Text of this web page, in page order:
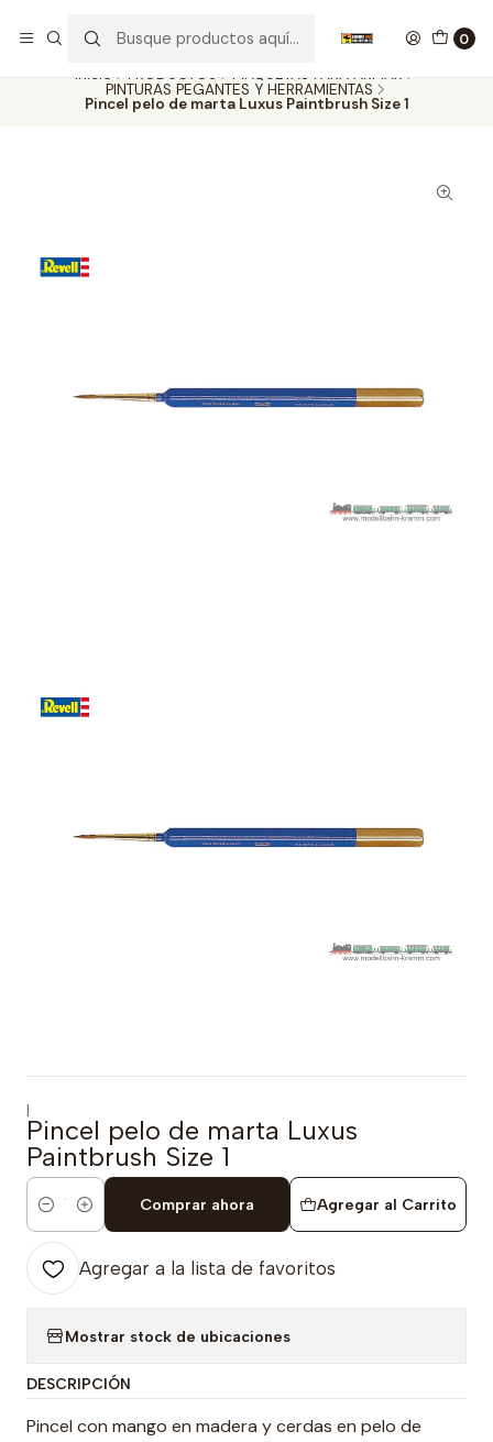
0
Inicio PRODUCTOS
MAQUETAS PARA ARMAR
PINTURAS PEGANTES Y HERRAMIENTAS
Pincel pelo de marta Luxus Paintbrush Size 1
|
Pincel pelo de marta Luxus
Paintbrush Size 1
Cantidad
Agregar al Carrito
Comprar ahora
Agregar a la lista de favoritos
Mostrar stock de ubicaciones
DESCRIPCIÓN
Pincel con mango en madera y cerdas en pelo de